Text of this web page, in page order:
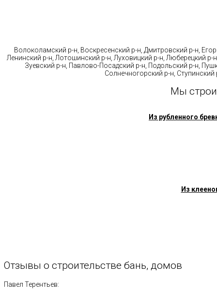
Волоколамский р-н, Воскресенский р-н, Дмитровский р-н,
Ленинский р-н, Лотошинский р-н, Луховицкий р-н, Люберецкий
Зуевский р-н, Павлово-Посадский р-н, Подольский р-н,
Солнечногорский р-н,
Мы
Из рубленного
Из
Отзывы о строительстве бань, домов
Павел Терентьев: